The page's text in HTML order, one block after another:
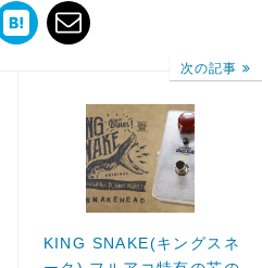
次の記事
KING SNAKE(キングスネ